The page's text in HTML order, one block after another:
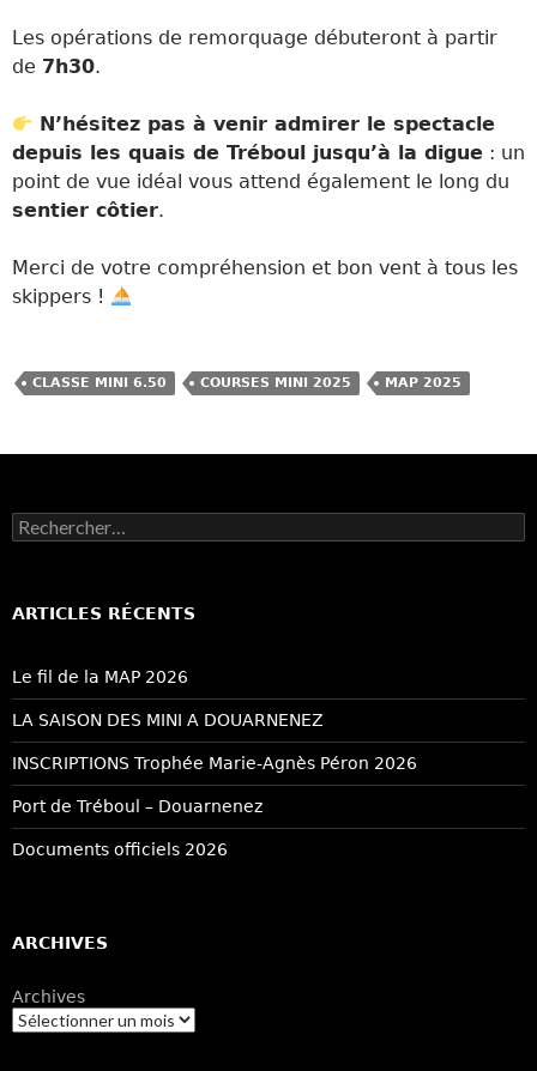
Les opérations de remorquage débuteront à partir
de 7h30.
N’hésitez pas à venir admirer le spectacle
depuis les quais de Tréboul jusqu’à la digue : un
point de vue idéal vous attend également le long du
sentier côtier.
Merci de votre compréhension et bon vent à tous les
skippers !
CLASSE MINI 6.50 COURSES MINI 2025 MAP 2025
Rechercher :
ARTICLES RÉCENTS
Le fil de la MAP 2026
LA SAISON DES MINI A DOUARNENEZ
INSCRIPTIONS Trophée Marie-Agnès Péron 2026
Port de Tréboul – Douarnenez
Documents officiels 2026
ARCHIVES
Archives